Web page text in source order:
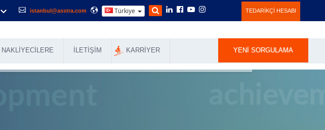
istanbul@asstra.com Türkiye TEDARIKÇI HESABI
NAKLIYECILERE İLETIŞIM KARRIYER YENI SORGULAMA